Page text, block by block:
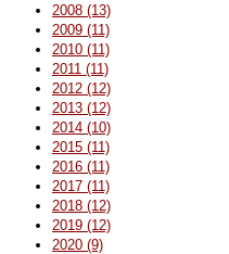
2008 (13)
2009 (11)
2010 (11)
2011 (11)
2012 (12)
2013 (12)
2014 (10)
2015 (11)
2016 (11)
2017 (11)
2018 (12)
2019 (12)
2020 (9)